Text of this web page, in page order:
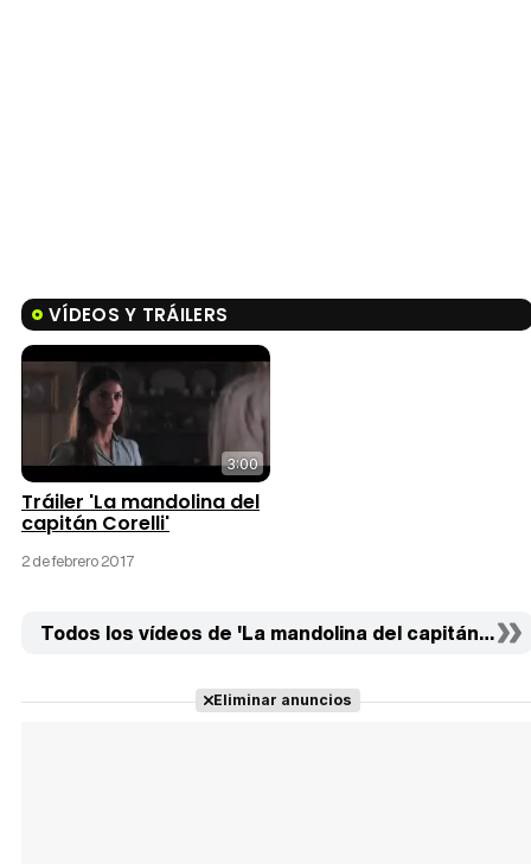
VÍDEOS Y TRÁILERS
3:00
Tráiler 'La mandolina del
capitán Corelli'
2 de febrero 2017
Todos los vídeos de 'La mandolina del capitán
Eliminar anuncios